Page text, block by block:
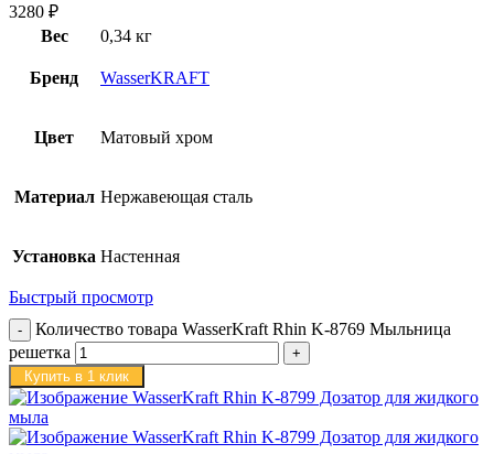
3280 ₽
Вес
0,34 кг
Бренд WasserKRAFT
Цвет Матовый хром
Материал Нержавеющая сталь
Установка Настенная
Быстрый просмотр
Количество товара WasserKraft Rhin K-8769 Мыльница
решетка
Купить в 1 клик